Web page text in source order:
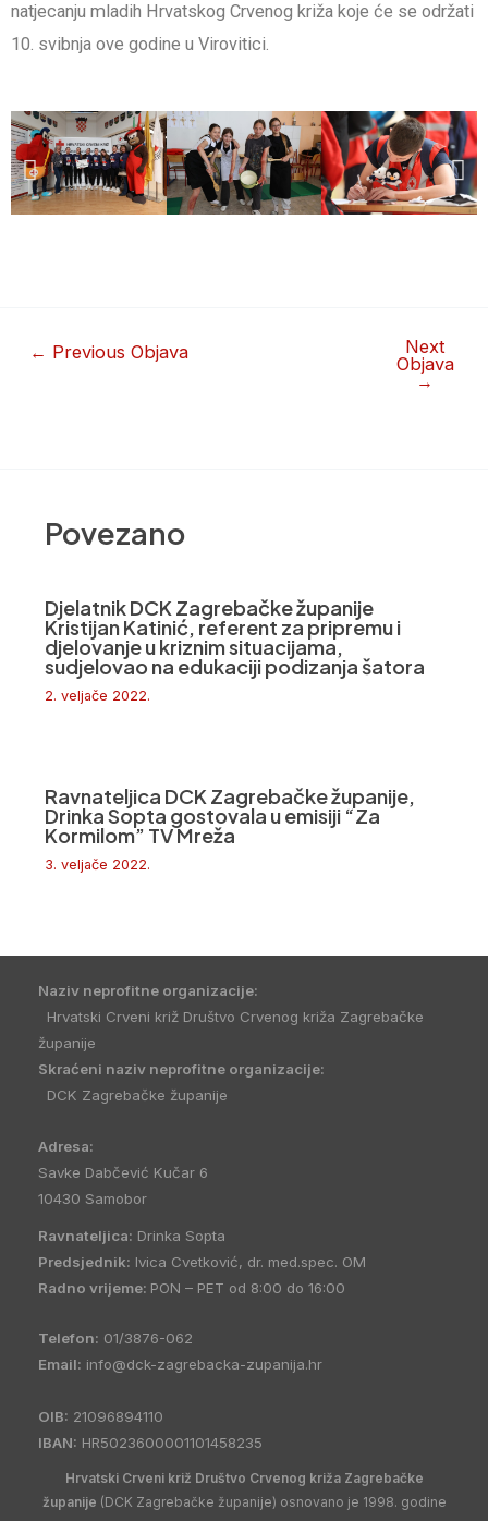
natjecanju mladih Hrvatskog Crvenog križa koje će se održati
10. svibnja ove godine u Virovitici.
← Previous Objava
Next
Objava
→
Povezano
Djelatnik DCK Zagrebačke županije
Kristijan Katinić, referent za pripremu i
djelovanje u kriznim situacijama,
sudjelovao na edukaciji podizanja šatora
2. veljače 2022.
Ravnateljica DCK Zagrebačke županije,
Drinka Sopta gostovala u emisiji “Za
Kormilom” TV Mreža
3. veljače 2022.
Naziv neprofitne organizacije:
Hrvatski Crveni križ Društvo Crvenog križa Zagrebačke
županije
Skraćeni naziv neprofitne organizacije:
DCK Zagrebačke županije
Adresa:
Savke Dabčević Kučar 6
10430 Samobor
Ravnateljica: Drinka Sopta
Predsjednik: Ivica Cvetković, dr. med.spec. OM
Radno vrijeme: PON – PET od 8:00 do 16:00
Telefon: 01/3876-062
Email: info@dck-zagrebacka-zupanija.hr
OIB: 21096894110
IBAN: HR5023600001101458235
Hrvatski Crveni križ Društvo Crvenog križa Zagrebačke
županije (DCK Zagrebačke županije) osnovano je 1998. godine